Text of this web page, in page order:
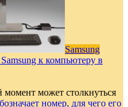
Samsung
к компьютеру в
момент может столкнуться